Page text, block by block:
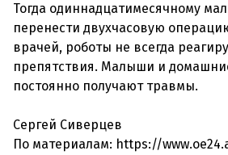
Тогда одиннадцатимесячному
перенести двухчасовую
врачей, роботы не всегда
препятствия. Малыши и
постоянно получают травмы.
Сергей Сиверцев
По материалам: https://